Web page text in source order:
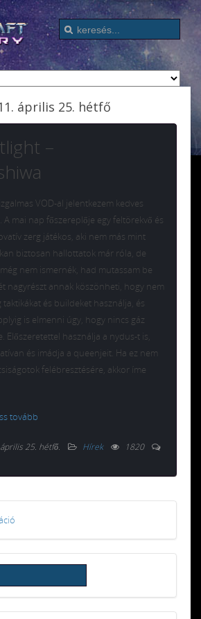
április 25. hétfő
–
VOD-al jelentkezem kedves
A mai nap főszereplője egy feltörekvő és
zerg játékos, aki nem más mint
biztosan hallottatok már róla, de
nem ismernék, had mutassam be
nagyrészt annak köszönheti, hogy nem
és buildeket használja, és
is elmenni úgy, hogy nincs gáz
Előszeretettel használja a nydus-t is,
és imádja a queenjeit. Ha ez nem
felébresztésére, akkor íme
tovább
25. hétfő. Hírek
1820